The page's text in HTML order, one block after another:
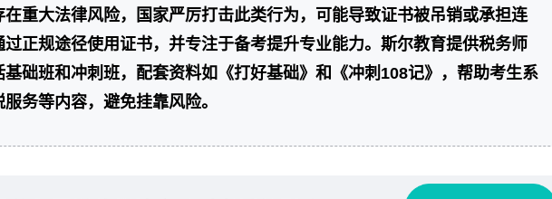
重大法律风险，国家严厉打击此类行为，可能导致证书被吊销或承担连
过正规途径使用证书，并专注于备考提升专业能力。斯尔教育提供税务师
础班和冲刺班，配套资料如《打好基础》和《冲刺108记》，帮助考生系
务等内容，避免挂靠风险。